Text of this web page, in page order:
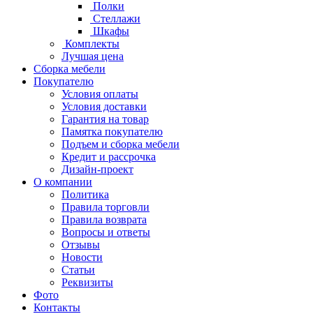
Полки
Стеллажи
Шкафы
Комплекты
Лучшая цена
Сборка мебели
Покупателю
Условия оплаты
Условия доставки
Гарантия на товар
Памятка покупателю
Подъем и сборка мебели
Кредит и рассрочка
Дизайн-проект
О компании
Политика
Правила торговли
Правила возврата
Вопросы и ответы
Отзывы
Новости
Статьи
Реквизиты
Фото
Контакты